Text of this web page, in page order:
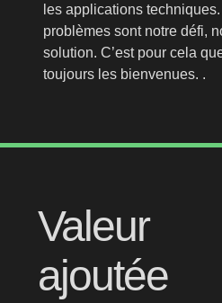
les applications
problèmes sont notre défi,
solution. C’est pour cela
toujours les bienvenues. .
Valeur
ajoutée